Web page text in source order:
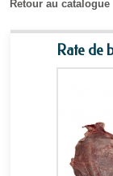
Retour au catalogue
Rate de